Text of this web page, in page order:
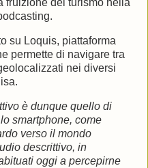
fruizione del turismo nella
su Loquis, piattaforma
permette di navigare tra
nei diversi
è dunque quello di
smartphone, come
verso il mondo
descrittivo, in
oggi a percepirne